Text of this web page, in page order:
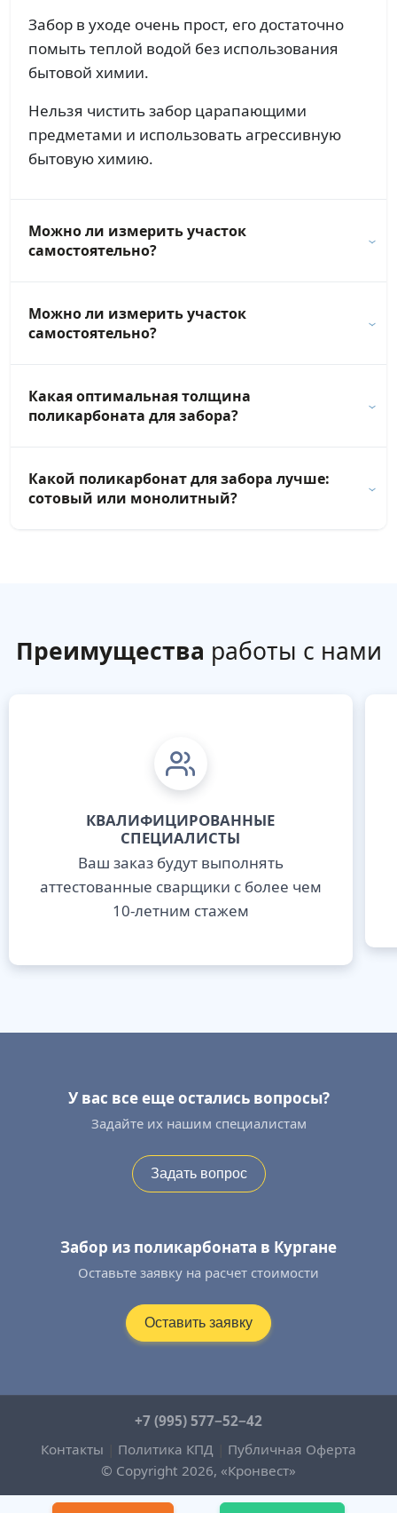
Забор в уходе очень прост, его достаточно
помыть теплой водой без использования
бытовой химии.
Нельзя чистить забор царапающими
предметами и использовать агрессивную
бытовую химию.
Можно ли измерить участок
самостоятельно?
Можно ли измерить участок
самостоятельно?
Какая оптимальная толщина
поликарбоната для забора?
Какой поликарбонат для забора лучше:
сотовый или монолитный?
Преимущества работы с нами
КВАЛИФИЦИРОВАННЫЕ
СПЕЦИАЛИСТЫ
Ваш заказ будут выполнять
аттестованные сварщики с более чем
10-летним стажем
У вас все еще остались вопросы?
Задайте их нашим специалистам
Задать вопрос
Забор из поликарбоната в Кургане
Оставьте заявку на расчет стоимости
Оставить заявку
© Copyright 2026, «Кронвест»
+7 (995) 577−52−42
Контакты
Политика КПД Публичная Оферта